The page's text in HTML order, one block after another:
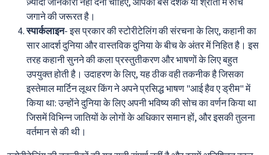
जगाने की जरूरत है।
स्पार्कलाइन- इस प्रकार की स्टोरीटेलिंग की संरचना के लिए, कहानी का
सार आदर्श दुनिया और वास्तविक दुनिया के बीच के अंतर में निहित है। इस
तरह कहानी सुनने की कला प्रस्तुतीकरण और भाषणों के लिए बहुत
उपयुक्त होती है। उदाहरण के लिए, यह ठीक वही तकनीक है जिसका
इस्तेमाल मार्टिन लूथर किंग ने अपने प्रसिद्ध भाषण "आई हैव ए ड्रीम" में
किया था: उन्होंने दुनिया के लिए अपनी भविष्य की सोच का वर्णन किया था
जिसमें विभिन्न जातियों के लोगों के अधिकार समान हों, और इसकी तुलना
वर्तमान से की थी।